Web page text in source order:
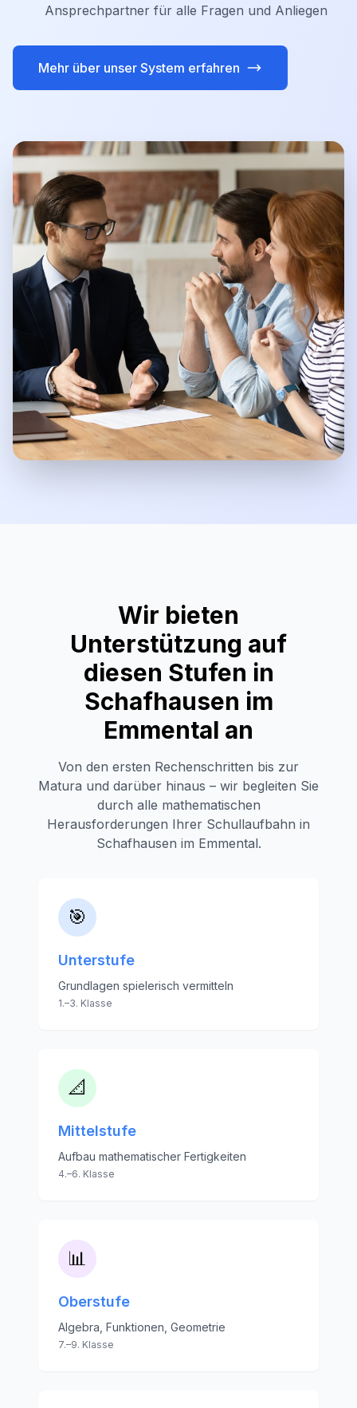
Ansprechpartner für alle Fragen und Anliegen
Mehr über unser System erfahren
Wir bieten
Unterstützung auf
diesen Stufen in
Schafhausen im
Emmental an
Von den ersten Rechenschritten bis zur
Matura und darüber hinaus – wir begleiten Sie
durch alle mathematischen
Herausforderungen Ihrer Schullaufbahn in
Schafhausen im Emmental.
🎯
Unterstufe
Grundlagen spielerisch vermitteln
1.–3. Klasse
📐
Mittelstufe
Aufbau mathematischer Fertigkeiten
4.–6. Klasse
📊
Oberstufe
Algebra, Funktionen, Geometrie
7.–9. Klasse